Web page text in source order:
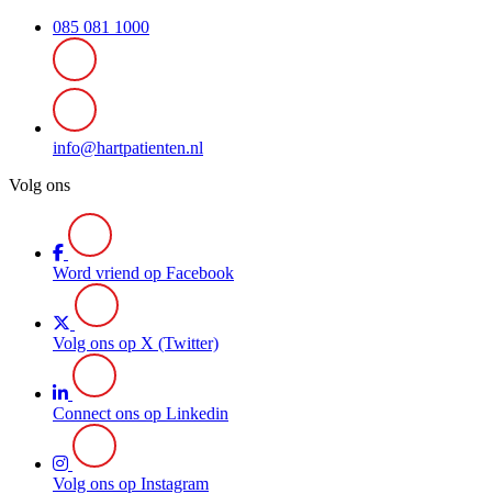
085 081 1000
info@hartpatienten.nl
Volg ons
Word vriend op Facebook
Volg ons op X (Twitter)
Connect ons op Linkedin
Volg ons op Instagram